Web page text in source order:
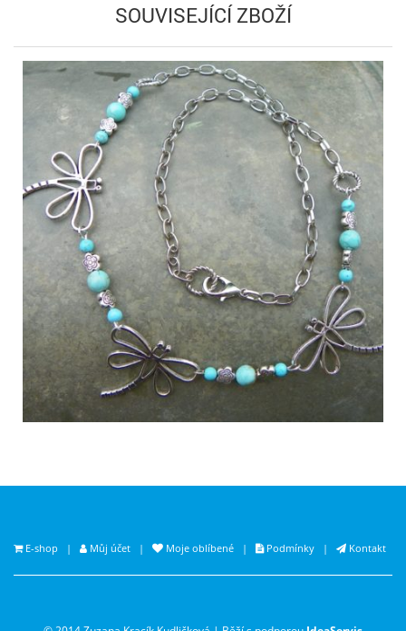
SOUVISEJÍCÍ ZBOŽÍ
E-shop | Můj účet | Moje oblíbené | Podmínky | Kontakt